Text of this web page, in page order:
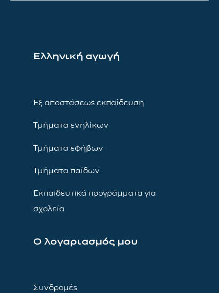
Ελληνική αγωγή
Εξ αποστάσεως εκπαίδευση
Τμήματα ενηλίκων
Τμήματα εφήβων
Τμήματα παίδων
Εκπαιδευτικά προγράμματα για
σχολεία
Ο λογαριασμός μου
Συνδρομές